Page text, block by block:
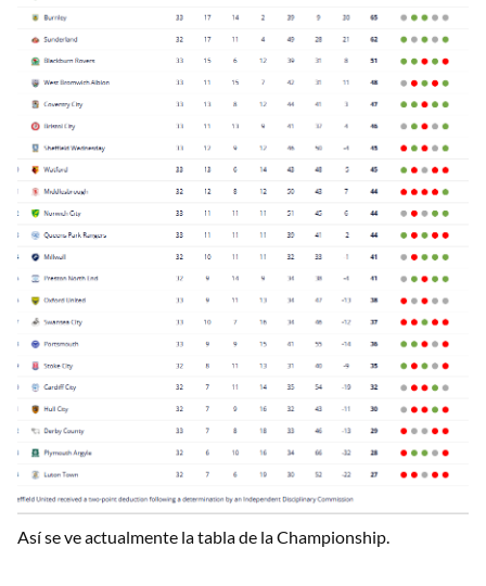
Así se ve actualmente la tabla de la Championship.